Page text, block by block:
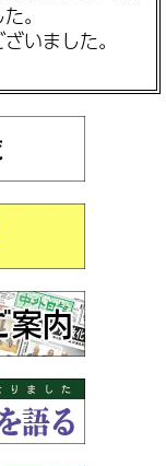
。
いました。